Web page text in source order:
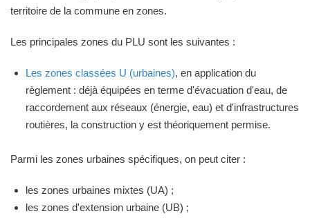
territoire de la commune en zones.
Les principales zones du PLU sont les suivantes :
Les zones classées U (urbaines), en application du
règlement : déjà équipées en terme d'évacuation d'eau, de
raccordement aux réseaux (énergie, eau) et d'infrastructures
routières, la construction y est théoriquement permise.
Parmi les zones urbaines spécifiques, on peut citer :
les zones urbaines mixtes (UA) ;
les zones d'extension urbaine (UB) ;